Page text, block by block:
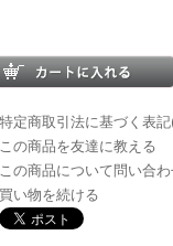
特定商取引法に基づく表
この商品を友達に教える
この商品について問い合
買い物を続ける